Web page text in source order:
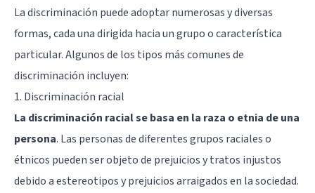
La discriminación puede adoptar numerosas y diversas
formas, cada una dirigida hacia un grupo o característica
particular. Algunos de los tipos más comunes de
discriminación incluyen:
1. Discriminación racial
La discriminación racial se basa en la raza o etnia de una
persona. Las personas de diferentes grupos raciales o
étnicos pueden ser objeto de prejuicios y tratos injustos
debido a estereotipos y prejuicios arraigados en la sociedad.